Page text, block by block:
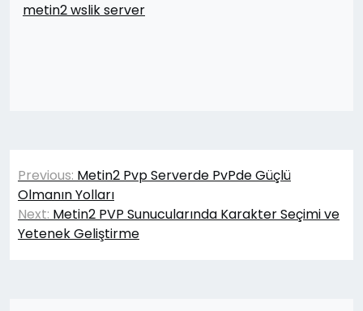
metin2 wslik server
Yazı
gezinmesi
Previous: Metin2 Pvp Serverde PvPde Güçlü
Olmanın Yolları
Next: Metin2 PVP Sunucularında Karakter Seçimi ve
Yetenek Geliştirme